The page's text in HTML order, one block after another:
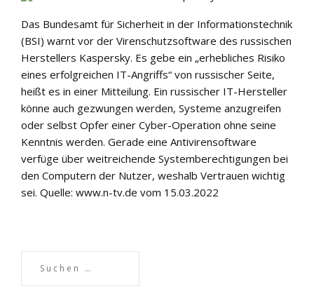
Das Bundesamt für Sicherheit in der Informationstechnik
(BSI) warnt vor der Virenschutzsoftware des russischen
Herstellers Kaspersky. Es gebe ein „erhebliches Risiko
eines erfolgreichen IT-Angriffs“ von russischer Seite,
heißt es in einer Mitteilung. Ein russischer IT-Hersteller
könne auch gezwungen werden, Systeme anzugreifen
oder selbst Opfer einer Cyber-Operation ohne seine
Kenntnis werden. Gerade eine Antivirensoftware
verfüge über weitreichende Systemberechtigungen bei
den Computern der Nutzer, weshalb Vertrauen wichtig
sei. Quelle: www.n-tv.de vom 15.03.2022